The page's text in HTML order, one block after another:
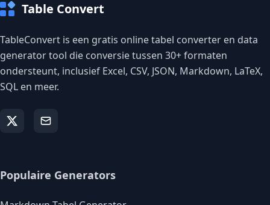
Table Convert
TableConvert is een gratis online tabel converter en data
generator tool die conversie tussen 30+ formaten
ondersteunt, inclusief Excel, CSV, JSON, Markdown, LaTeX,
SQL en meer.
Populaire Generators